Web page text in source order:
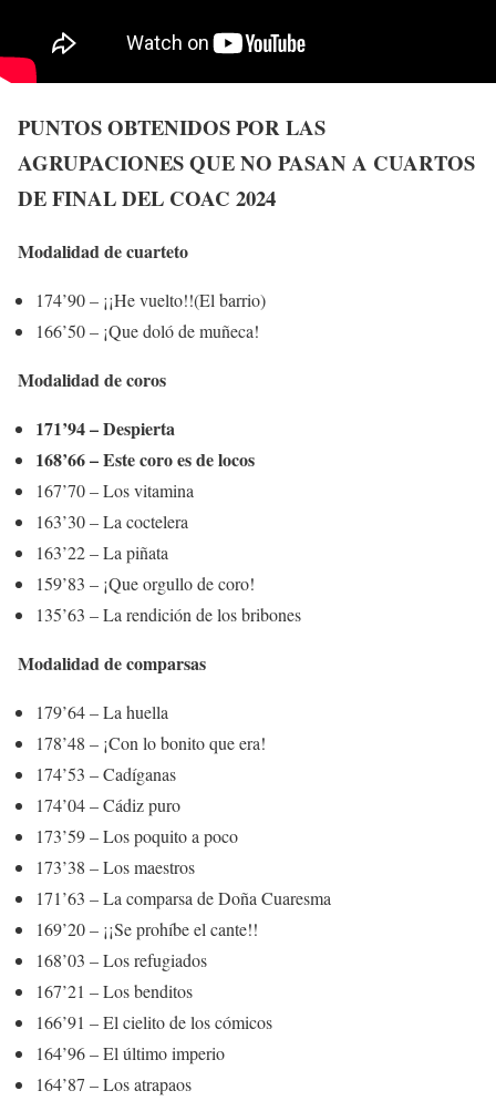
PUNTOS OBTENIDOS POR LAS
AGRUPACIONES QUE NO PASAN A CUARTOS
DE FINAL DEL COAC 2024
Modalidad de cuarteto
174’90 – ¡¡He vuelto!!(El barrio)
166’50 – ¡Que doló de muñeca!
Modalidad de coros
171’94 – Despierta
168’66 – Este coro es de locos
167’70 – Los vitamina
163’30 – La coctelera
163’22 – La piñata
159’83 – ¡Que orgullo de coro!
135’63 – La rendición de los bribones
Modalidad de comparsas
179’64 – La huella
178’48 – ¡Con lo bonito que era!
174’53 – Cadíganas
174’04 – Cádiz puro
173’59 – Los poquito a poco
173’38 – Los maestros
171’63 – La comparsa de Doña Cuaresma
169’20 – ¡¡Se prohíbe el cante!!
168’03 – Los refugiados
167’21 – Los benditos
166’91 – El cielito de los cómicos
164’96 – El último imperio
164’87 – Los atrapaos